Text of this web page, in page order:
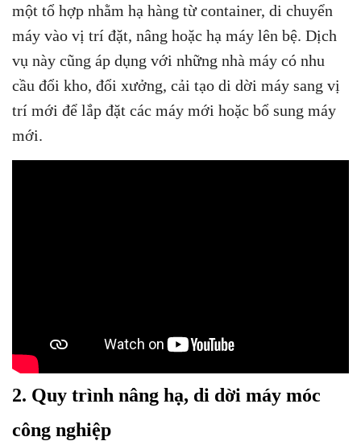
một tổ hợp nhằm hạ hàng từ container, di chuyển
máy vào vị trí đặt, nâng hoặc hạ máy lên bệ. Dịch
vụ này cũng áp dụng với những nhà máy có nhu
cầu đổi kho, đổi xưởng, cải tạo di dời máy sang vị
trí mới để lắp đặt các máy mới hoặc bổ sung máy
mới.
2. Quy trình nâng hạ, di dời máy móc
công nghiệp